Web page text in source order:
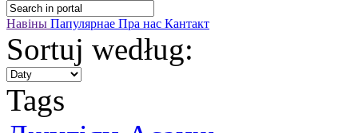
Навіны Папулярнае Пра нас Кантакт
Sortuj według:
Tags